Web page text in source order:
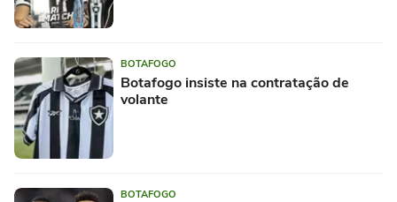
BOTAFOGO
Botafogo insiste na contratação de
volante
BOTAFOGO